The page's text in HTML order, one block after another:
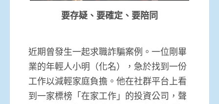
要存疑、要確定、要陪同
近期曾發生一起求職詐騙案例。一位剛畢
業的年輕人小明（化名），急於找到一份
工作以減輕家庭負擔。他在社群平台上看
到一家標榜「在家工作」的投資公司，聲